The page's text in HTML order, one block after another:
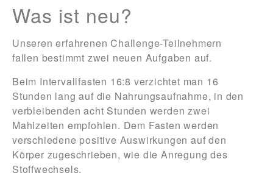
Was ist neu?
Unseren erfahrenen Challenge-Teilnehmern
fallen bestimmt zwei neuen Aufgaben auf.
Beim Intervallfasten 16:8 verzichtet man 16
Stunden lang auf die Nahrungsaufnahme, in den
verbleibenden acht Stunden werden zwei
Mahlzeiten empfohlen. Dem Fasten werden
verschiedene positive Auswirkungen auf den
Körper zugeschrieben, wie die Anregung des
Stoffwechsels.